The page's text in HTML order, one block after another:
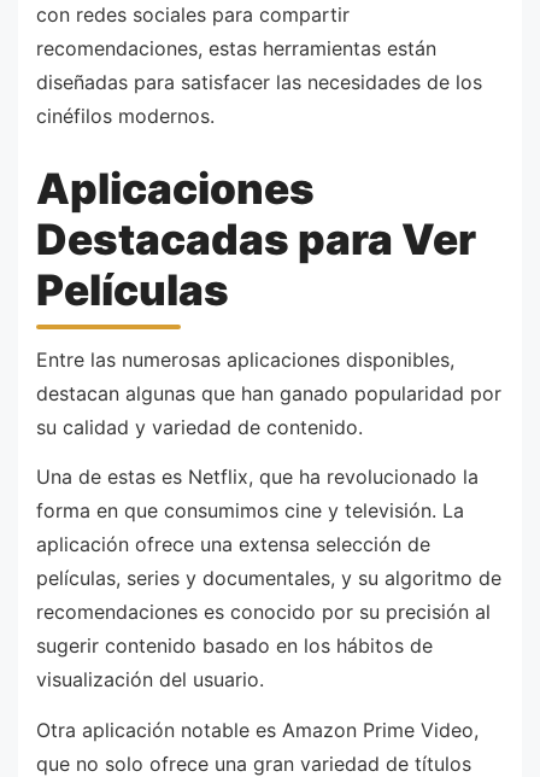
con redes sociales para compartir
recomendaciones, estas herramientas están
diseñadas para satisfacer las necesidades de los
cinéfilos modernos.
Aplicaciones
Destacadas para Ver
Películas
Entre las numerosas aplicaciones disponibles,
destacan algunas que han ganado popularidad por
su calidad y variedad de contenido.
Una de estas es Netflix, que ha revolucionado la
forma en que consumimos cine y televisión. La
aplicación ofrece una extensa selección de
películas, series y documentales, y su algoritmo de
recomendaciones es conocido por su precisión al
sugerir contenido basado en los hábitos de
visualización del usuario.
Otra aplicación notable es Amazon Prime Video,
que no solo ofrece una gran variedad de títulos